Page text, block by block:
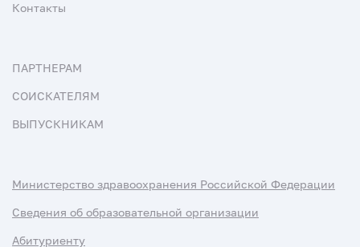
Контакты
ПАРТНЕРАМ
СОИСКАТЕЛЯМ
ВЫПУСКНИКАМ
Министерство здравоохранения Российской Федерации
Сведения об образовательной организации
Абитуриенту